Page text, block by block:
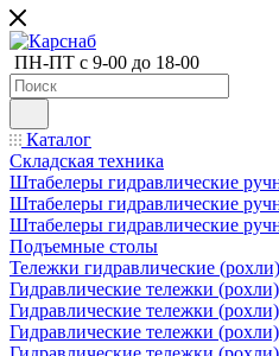
ПН-ПТ с 9-00 до 18-00
Каталог
Складская техника
Штабелеры гидравлические
Штабелеры гидравлические
Штабелеры гидравлические
Подъемные столы
Тележки гидравлические (рохли)
Гидравлические тележки
Гидравлические тележки
Гидравлические тележки